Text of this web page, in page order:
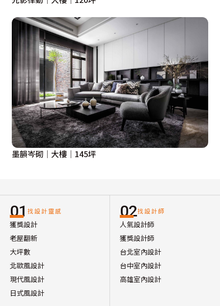
墨韻岑砌｜大樓｜145坪
01 找設計靈感
獲獎設計
老屋翻新
大坪數
北歐風設計
現代風設計
日式風設計
02找設計師
人氣設計師
獲獎設計師
台北室內設計
台中室內設計
高雄室內設計